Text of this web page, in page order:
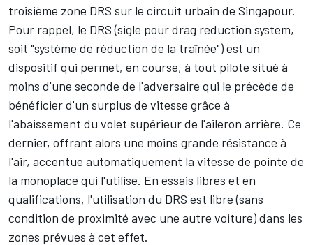
troisième zone DRS sur le circuit urbain de Singapour.
Pour rappel, le DRS (sigle pour drag reduction system,
soit "système de réduction de la traînée") est un
dispositif qui permet, en course, à tout pilote situé à
moins d'une seconde de l'adversaire qui le précède de
bénéficier d'un surplus de vitesse grâce à
l'abaissement du volet supérieur de l'aileron arrière. Ce
dernier, offrant alors une moins grande résistance à
l'air, accentue automatiquement la vitesse de pointe de
la monoplace qui l'utilise. En essais libres et en
qualifications, l'utilisation du DRS est libre (sans
condition de proximité avec une autre voiture) dans les
zones prévues à cet effet.